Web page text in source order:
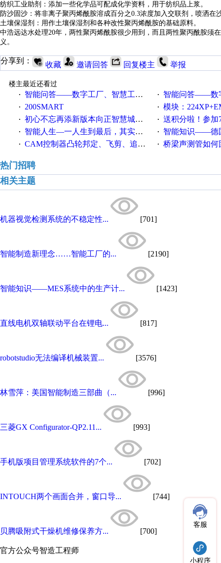
纺织工业助剂 ： 添加一些化学品可配成化学资料 ， 用于纺织品上浆。
防沙固沙 ： 将非离子聚丙烯酰胺溶成百分之0.3浓度加入交联剂 ， 喷洒在
土壤保湿剂 ： 用作土壤保湿剂和各种改性聚丙烯酰胺的基础原料。
中浩远达水处理20年 ， 两性聚丙烯酰胺很少用到，而且两性聚丙酰胺须
义 。
分享到： 收藏 邀请回答 回复楼主 举报
楼主最近还看过
·
智能问答——数字工厂、智慧工厂和智能制造三者的区别是什么？ · 智能问答——数字化工厂与
· 200SMART · 模块：
· 初心不忘再添新版本向正智慧城市云展厅3.0版亮相 · 送积分啦！参加7月6日
· 智能人生—一人生到最后，其实拼的都是人品 · 智能知识——德国工业崛起
· CAM控制器凸轮邦定、飞剪、追剪等C功能块 · 桥梁声测管如何固
热门招聘
相关主题
机器视觉检测系统的不稳定性... [701]
智能制造新理念……智能工厂的... [2190]
智能知识——MES系统中的生产计... [1423]
直线电机双轴联动平台在锂电... [817]
robotstudio无法编译机械装置... [3576]
林雪萍：美国智能制造三部曲（... [996]
三菱GX Configurator-QP2.11... [993]
手机版项目管理系统软件的7个... [702]
INTOUCH两个画面合并，窗口导... [744]
贝腾吸附式干燥机维修保养方... [700]
官方公众号智造工程师
客服
小程序